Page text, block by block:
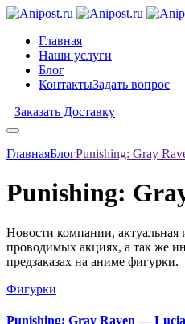
Главная
Наши услуги
Блог
КонтактыЗадать вопрос
Заказать Доставку
ГлавнаяБлогPunishing: Gray
Punishing:
Новости компании, актуальная
проводимых акциях, а так же
предзаказах на аниме фигурки.
Фигурки
Punishing: Gray Raven —